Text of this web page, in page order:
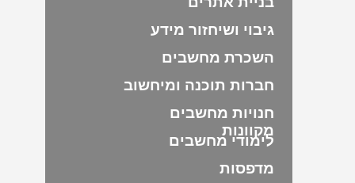
גיבוי ושיחזור מידע
השכרת מחשבים
חברות תוכנה ומיחשוב
חנויות מחשבים
מקוונות
לימודי מחשבים
מדפסות